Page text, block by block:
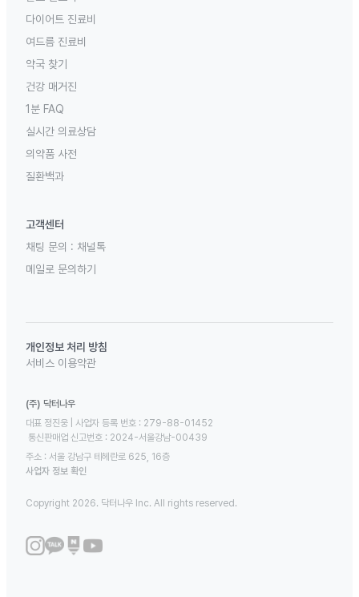
다이어트 진료비
여드름 진료비
약국 찾기
건강 매거진
1분 FAQ
실시간 의료상담
의약품 사전
질환백과
고객센터
채팅 문의 : 채널톡
메일로 문의하기
개인정보 처리 방침
서비스 이용약관
(주) 닥터나우
대표 정진웅 | 사업자 등록 번호 : 279-88-01452
통신판매업 신고번호 : 2024-서울강남-00439
주소 : 서울 강남구 테헤란로 625, 16층
사업자 정보 확인
Copyright 2026. 닥터나우 Inc. All rights reserved.